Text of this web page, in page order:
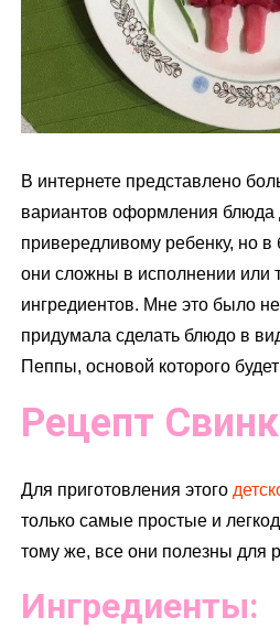
В интернете представлено
вариантов оформления блюда
привередливому ребенку, но в
они сложны в исполнении или
ингредиентов. Мне это было
придумала сделать блюдо в
Пеппы, основой которого
Рецепт
Для приготовления этого
только самые простые и
тому же, все они полезны для
Ингредиенты: